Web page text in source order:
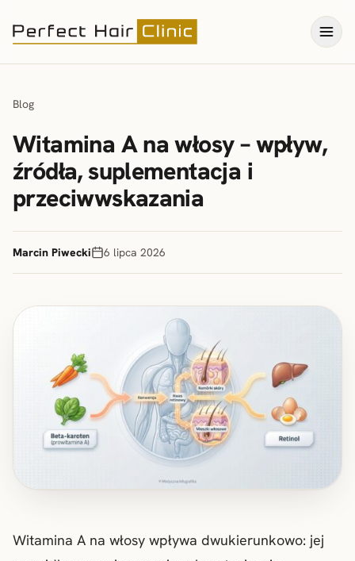
Blog
Witamina A na włosy – wpływ,
źródła, suplementacja i
przeciwwskazania
Marcin Piwecki 6 lipca 2026
Witamina A na włosy wpływa dwukierunkowo: jej